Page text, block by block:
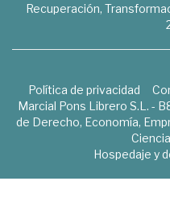
Recuperación,
Política de privacidad
Marcial Pons Librero S.L. -
de Derecho, Economía,
Hospedaje y